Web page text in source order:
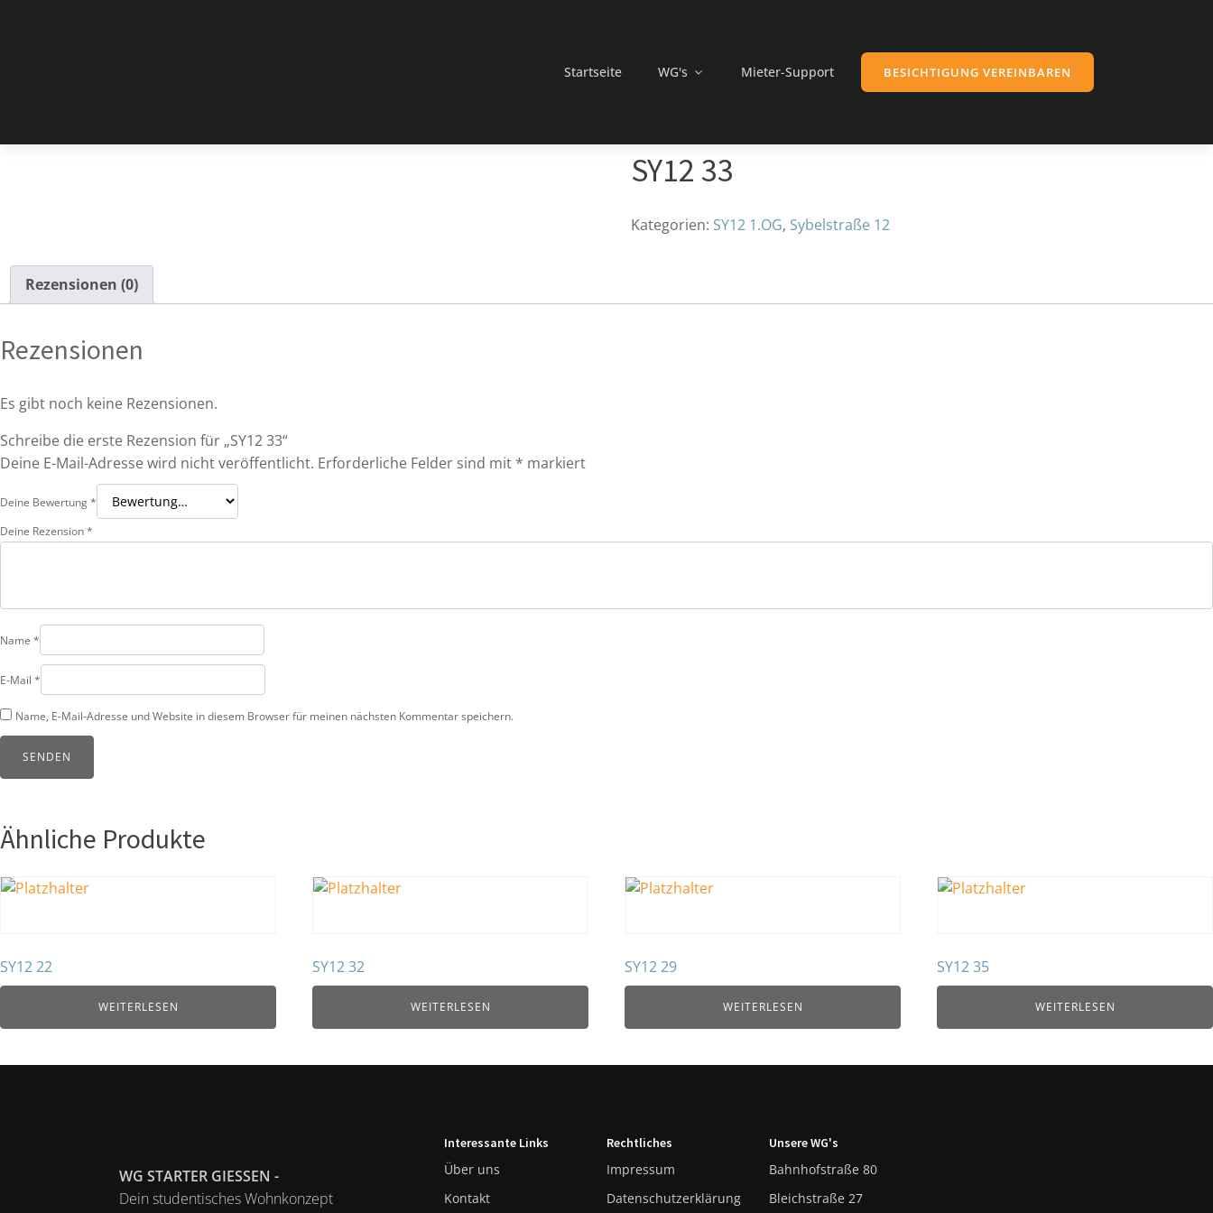
Startseite WG's Mieter-Support BESICHTIGUNG VEREINBAREN
SY12 33
Kategorien: SY12 1.OG, Sybelstraße 12
Rezensionen (0)
Rezensionen
Es gibt noch keine Rezensionen.
Schreibe die erste Rezension für „SY12 33“
Deine E-Mail-Adresse wird nicht veröffentlicht. Erforderliche Felder sind mit * markiert
Deine Bewertung*
Deine Rezension*
Name *
E-Mail *
Name, E-Mail-Adresse und Website in diesem Browser für meinen nächsten Kommentar speichern.
Ähnliche Produkte
SY12 22
WEITERLESEN
SY12 32
WEITERLESEN
SY12 29
WEITERLESEN
SY12 35
WEITERLESEN
WG STARTER GIESSEN -
Dein studentisches Wohnkonzept
Interessante Links
Über uns
Kontakt
Rechtliches
Impressum
Datenschutzerklärung
Unsere WG's
Bahnhofstraße 80
Bleichstraße 27